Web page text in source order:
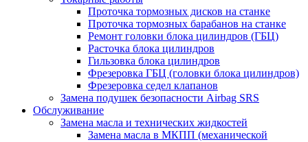
Проточка тормозных дисков на станке
Проточка тормозных барабанов на станке
Ремонт головки блока цилиндров (ГБЦ)
Расточка блока цилиндров
Гильзовка блока цилиндров
Фрезеровка ГБЦ (головки блока цилиндров)
Фрезеровка седел клапанов
Замена подушек безопасности Airbag SRS
Обслуживание
Замена масла и технических жидкостей
Замена масла в МКПП (механической